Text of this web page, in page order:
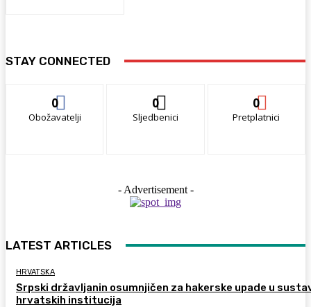
STAY CONNECTED
0
Obožavatelji
0
Sljedbenici
0
Pretplatnici
- Advertisement -
LATEST ARTICLES
HRVATSKA
Srpski državljanin osumnjičen za hakerske upade u
hrvatskih institucija